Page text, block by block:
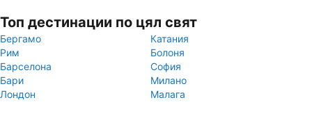
Топ дестинации по цял свят
Бергамо
Катания
Рим
Болоня
Барселона
София
Бари
Милано
Лондон
Малага